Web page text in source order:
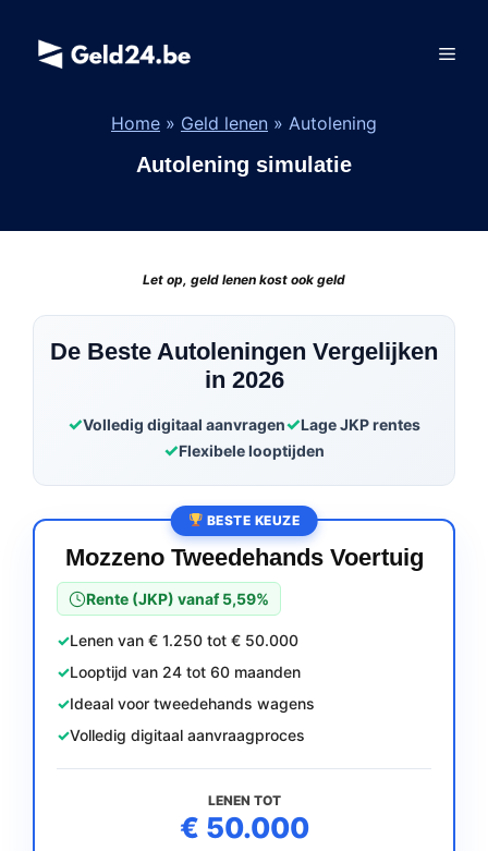
Home » Geld lenen » Autolening
Autolening simulatie
Let op, geld lenen kost ook geld
De Beste Autoleningen Vergelijken
in 2026
Volledig digitaal aanvragen
Lage JKP rentes
Flexibele looptijden
BESTE KEUZE
Mozzeno Tweedehands Voertuig
Rente (JKP) vanaf 5,59%
Lenen van € 1.250 tot € 50.000
Looptijd van 24 tot 60 maanden
Ideaal voor tweedehands wagens
Volledig digitaal aanvraagproces
LENEN TOT
€ 50.000